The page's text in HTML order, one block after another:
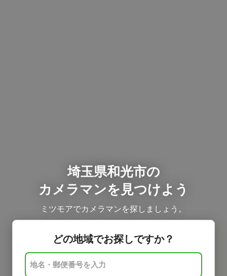
埼玉県和光市の
カメラマンを見つけよう
ミツモアでカメラマンを探しましょう。
どの地域でお探しですか？